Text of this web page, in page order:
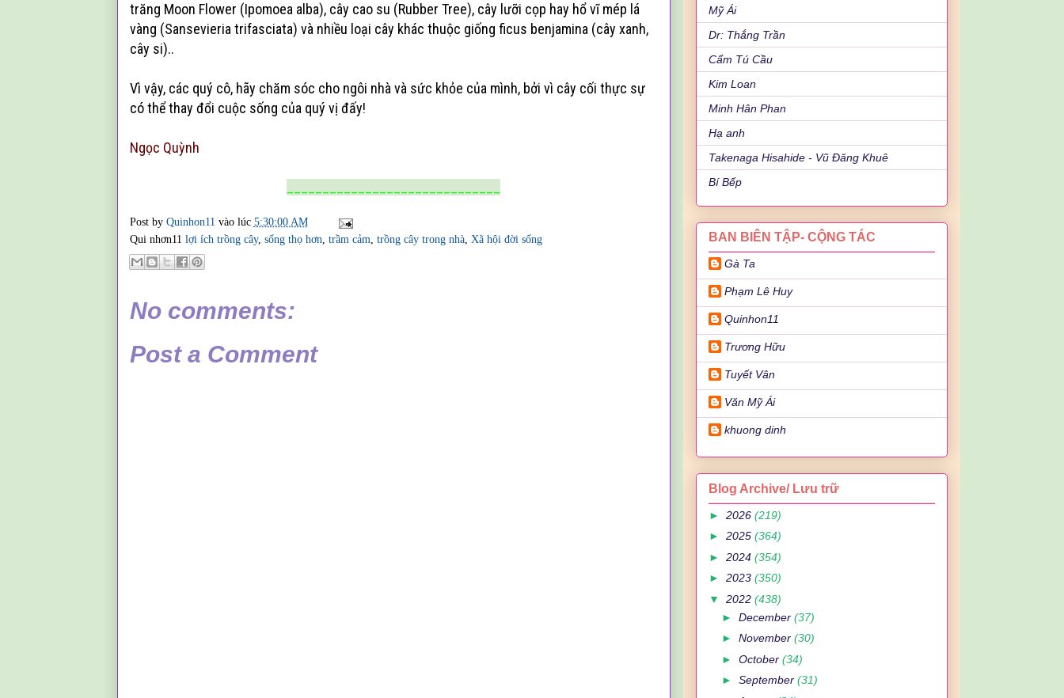
trăng Moon Flower (Ipomoea alba), cây cao su (Rubber Tree), cây lưỡi cọp hay hổ vĩ mép lá
vàng (Sansevieria trifasciata) và nhiều loại cây khác thuộc giống ficus benjamina (cây xanh,
cây si)..
Vì vậy, các quý cô, hãy chăm sóc cho ngôi nhà và sức khỏe của mình, bởi vì cây cối thực sự
có thể thay đổi cuộc sống của quý vị đấy!
Ngọc Quỳnh
Post by Quinhon11 vào lúc 5:30:00 AM
Qui nhơn11 lợi ích trồng cây, sống thọ hơn, trầm cảm, trồng cây trong nhà, Xã hội đời sống
No comments:
Post a Comment
Mỹ Ái
Dr: Thắng Trần
Cẩm Tú Cầu
Kim Loan
Minh Hân Phan
Hạ anh
Takenaga Hisahide - Vũ Đăng Khuê
Bí Bếp
BAN BIÊN TẬP- CỘNG TÁC
Gà Ta
Phạm Lê Huy
Quinhon11
Trương Hữu
Tuyết Vân
Văn Mỹ Ái
khuong dinh
Blog Archive/ Lưu trữ
► 2026 (219)
► 2025 (364)
► 2024 (354)
► 2023 (350)
▼ 2022 (438)
►December(37)
►November(30)
►October(34)
►September(31)